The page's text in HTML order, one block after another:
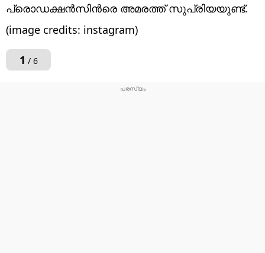
പ്രൊഡക്ഷൻസിൻരെ അമരത്ത് സുപ്രിയയുണ്ട്.
(image credits: instagram)
1 / 6